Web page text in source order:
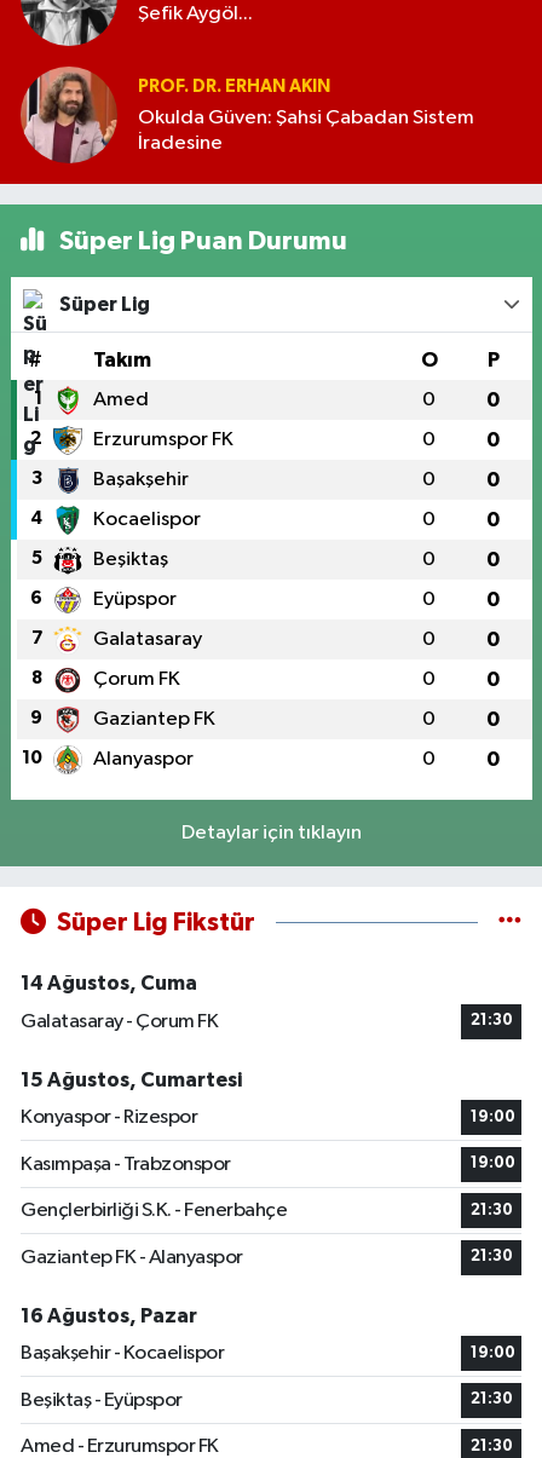
Şefik Aygöl...
PROF. DR. ERHAN AKIN
Okulda Güven: Şahsi Çabadan Sistem
İradesine
Süper Lig Puan Durumu
Süper Lig
# Takım O P
1 Amed 0 0
2 Erzurumspor FK 0 0
3 Başakşehir 0 0
4 Kocaelispor 0 0
5 Beşiktaş 0 0
6 Eyüpspor 0 0
7 Galatasaray 0 0
8 Çorum FK 0 0
9 Gaziantep FK 0 0
10 Alanyaspor 0 0
Detaylar için tıklayın
Süper Lig Fikstür
14 Ağustos, Cuma
Galatasaray - Çorum FK
21:30
15 Ağustos, Cumartesi
Konyaspor - Rizespor
19:00
Kasımpaşa - Trabzonspor 19:00
Gençlerbirliği S.K. - Fenerbahçe 21:30
Gaziantep FK - Alanyaspor 21:30
16 Ağustos, Pazar
Başakşehir - Kocaelispor
19:00
Beşiktaş - Eyüpspor 21:30
Amed - Erzurumspor FK 21:30